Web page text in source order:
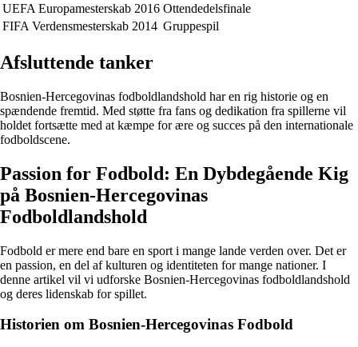
UEFA Europamesterskab 2016 Ottendedelsfinale
FIFA Verdensmesterskab 2014 Gruppespil
Afsluttende tanker
Bosnien-Hercegovinas fodboldlandshold har en rig historie og en
spændende fremtid. Med støtte fra fans og dedikation fra spillerne vil
holdet fortsætte med at kæmpe for ære og succes på den internationale
fodboldscene.
Passion for Fodbold: En Dybdegående Kig
på Bosnien-Hercegovinas
Fodboldlandshold
Fodbold er mere end bare en sport i mange lande verden over. Det er
en passion, en del af kulturen og identiteten for mange nationer. I
denne artikel vil vi udforske Bosnien-Hercegovinas fodboldlandshold
og deres lidenskab for spillet.
Historien om Bosnien-Hercegovinas Fodbold